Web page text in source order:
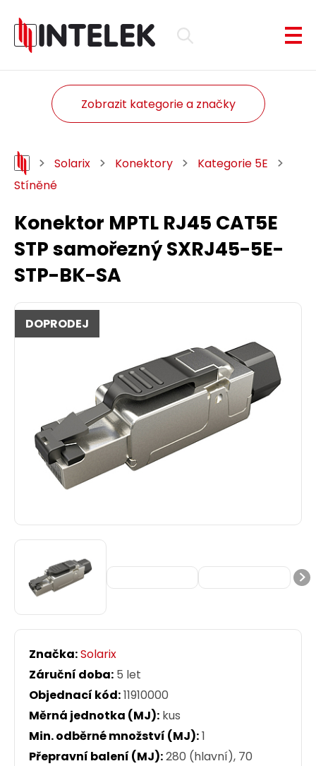
Zobrazit kategorie a značky
Solarix Konektory
Kategorie 5E
Stíněné
Konektor MPTL RJ45 CAT5E
STP samořezný SXRJ45-5E-
STP-BK-SA
DOPRODEJ
Značka:Solarix
Záruční doba: 5 let
Objednací kód:11910000
Měrná jednotka (MJ): kus
Min. odběrné množství (MJ):1
Přepravní balení (MJ):280 (hlavní), 70